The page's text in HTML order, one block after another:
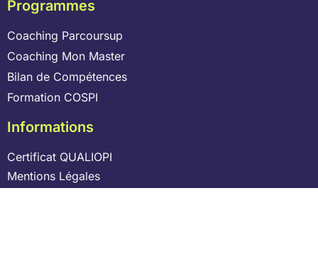
Programmes
Coaching Parcoursup
Coaching Mon Master
Bilan de Compétences
Formation COSPI
Informations
Certificat QUALIOPI
Mentions Légales